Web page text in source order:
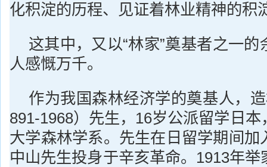
化积淀的历程、见证着林业精神的积
这其中，又以“林家”奠基者之一
人感慨万千。
作为我国森林经济学的奠基人，
891-1968）先生，16岁公派留学日
大学森林学系。先生在日留学期间加
中山先生投身于辛亥革命。1913年